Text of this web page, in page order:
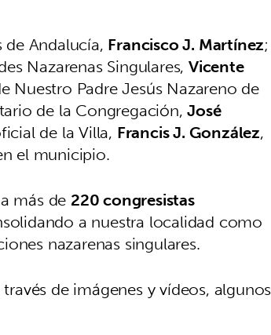
Andalucía, Francisco J. Martínez;
Nazarenas Singulares, Vicente
Nuestro Padre Jesús Nazareno de
de la Congregación,José
de la Villa, Francis J. González,
el municipio.
más de 220 congresistas
a nuestra localidad como
nazarenas singulares.
de imágenes y vídeos, algunos